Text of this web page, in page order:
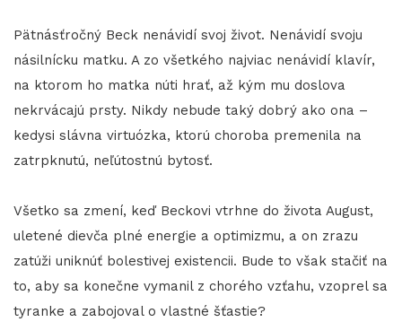
Pätnásťročný Beck nenávidí svoj život. Nenávidí svoju
násilnícku matku. A zo všetkého najviac nenávidí klavír,
na ktorom ho matka núti hrať, až kým mu doslova
nekrvácajú prsty. Nikdy nebude taký dobrý ako ona –
kedysi slávna virtuózka, ktorú choroba premenila na
zatrpknutú, neľútostnú bytosť.
Všetko sa zmení, keď Beckovi vtrhne do života August,
uletené dievča plné energie a optimizmu, a on zrazu
zatúži uniknúť bolestivej existencii. Bude to však stačiť na
to, aby sa konečne vymanil z chorého vzťahu, vzoprel sa
tyranke a zabojoval o vlastné šťastie?